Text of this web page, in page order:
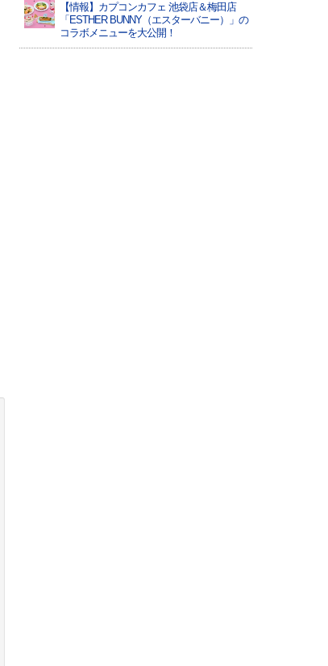
【情報】カプコンカフェ 池袋店＆梅田店
「ESTHER BUNNY（エスターバニー）」の
コラボメニューを大公開！